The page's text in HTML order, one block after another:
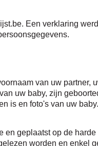
Een verklaring
van uw partner,
uw baby, zijn
is en foto's van uw baby.
geplaatst op de
worden en enkel